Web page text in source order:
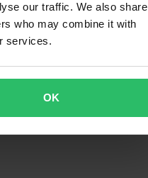
our traffic. We also share
who may combine it with
services.
OK